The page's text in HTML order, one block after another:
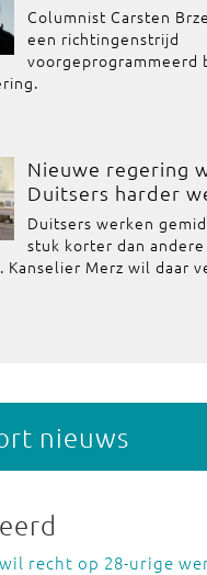
Columnist Carsten
een richtingenstrijd
voorgeprogrammeerd
Nieuwe regering
Duitsers harder
Duitsers werken
stuk korter dan andere
Kanselier Merz wil daar
nieuws
recht op 28-urige